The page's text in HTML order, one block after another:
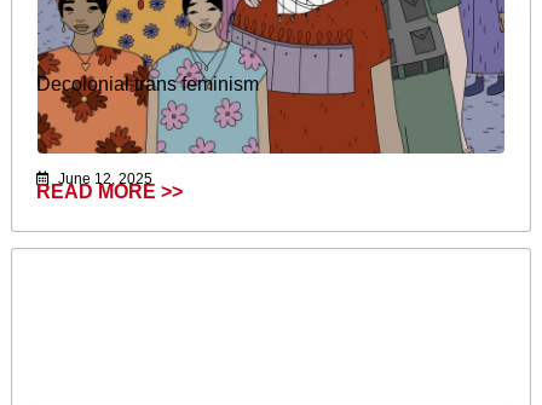
Decolonial trans feminism
June 12, 2025
READ MORE >>